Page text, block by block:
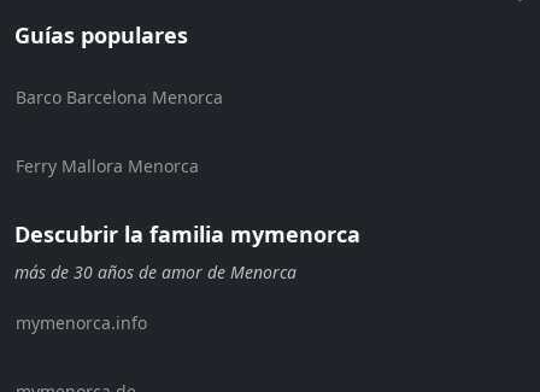
Guías populares
Barco Barcelona Menorca
Ferry Mallora Menorca
Descubrir la familia mymenorca
más de 30 años de amor de Menorca
mymenorca.info